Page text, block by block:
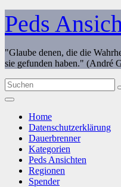
Zum
Inhalt
springen
Peds
"Glaube denen, die die
sie gefunden haben." (André
Home
Datenschutzerklärung
Dauerbrenner
Kategorien
Peds Ansichten
Regionen
Spender